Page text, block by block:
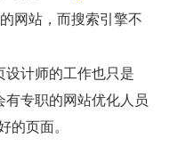
网站，而搜索引擎不
设计师的工作也只是
有专职的网站优化人员
的页面。